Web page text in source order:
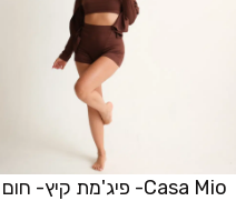
Casa Mio- פיג'מת קיץ- חום